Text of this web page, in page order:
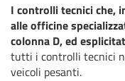
I controlli tecnici che,
alle officine
colonna D, ed
tutti i controlli tecnici
veicoli pesanti.